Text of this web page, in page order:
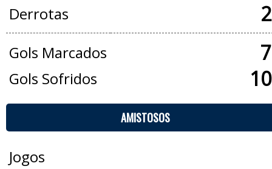
Derrotas
Gols Marcados
Gols Sofridos
AMISTOSOS
Jogos